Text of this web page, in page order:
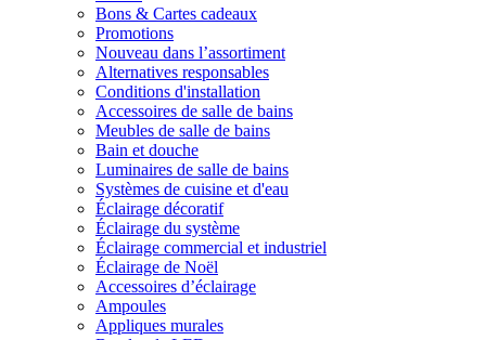
Bons & Cartes cadeaux
Promotions
Nouveau dans l’assortiment
Alternatives responsables
Conditions d'installation
Accessoires de salle de bains
Meubles de salle de bains
Bain et douche
Luminaires de salle de bains
Systèmes de cuisine et d'eau
Éclairage décoratif
Éclairage du système
Éclairage commercial et industriel
Éclairage de Noël
Accessoires d’éclairage
Ampoules
Appliques murales